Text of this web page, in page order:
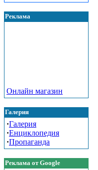
Реклама
Онлайн магазин
Галерия
·Галерия
·Енциклопедия
·Пропаганда
Реклама от Google